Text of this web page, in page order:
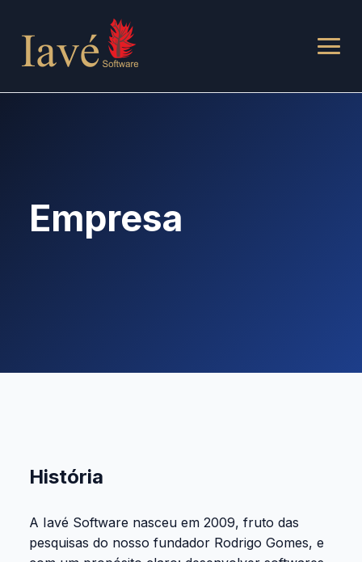
Empresa
História
A Iavé Software nasceu em 2009, fruto das
pesquisas do nosso fundador Rodrigo Gomes, e